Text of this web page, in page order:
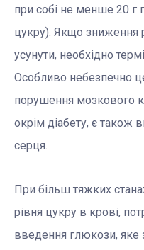
при собі не менше 20 г
цукру). Якщо зниження
усунути, необхідно
Особливо небезпечно
порушення мозкового
окрім діабету, є також
серця.
При більш тяжких
рівня цукру в крові,
введення глюкози, яке